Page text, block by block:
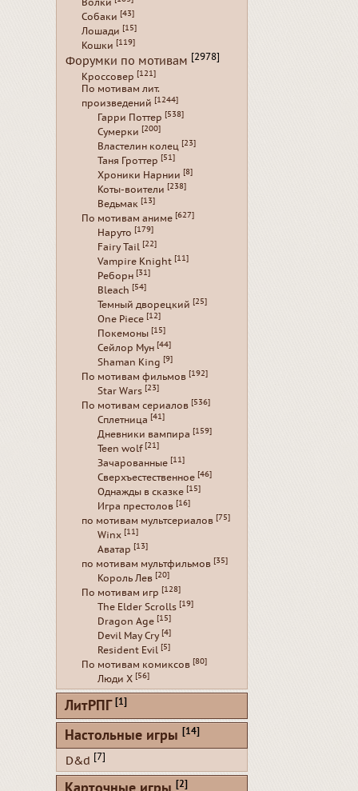
Волки
Собаки [43]
Лошади [15]
Кошки [119]
Форумки по мотивам [2978]
Кроссовер [121]
По мотивам лит.
произведений [1244]
Гарри Поттер [538]
Сумерки [200]
Властелин колец [23]
Таня Гроттер [51]
Хроники Нарнии [8]
Коты-воители [238]
Ведьмак [13]
По мотивам аниме [627]
Наруто [179]
Fairy Tail [22]
Vampire Knight [11]
Реборн [31]
Bleach [54]
Темный дворецкий [25]
One Piece [12]
Покемоны [15]
Сейлор Мун [44]
Shaman King [9]
По мотивам фильмов [192]
Star Wars [23]
По мотивам сериалов [536]
Сплетница [41]
Дневники вампира [159]
Teen wolf [21]
Зачарованные [11]
Сверхъестественное [46]
Однажды в сказке [15]
Игра престолов [16]
по мотивам мультсериалов [75]
Winx [11]
Аватар [13]
по мотивам мультфильмов [35]
Король Лев [20]
По мотивам игр [128]
The Elder Scrolls [19]
Dragon Age [15]
Devil May Cry [4]
Resident Evil [5]
По мотивам комиксов [80]
Люди Х [56]
ЛитРПГ [1]
Настольные игры [14]
D&d [7]
[2]